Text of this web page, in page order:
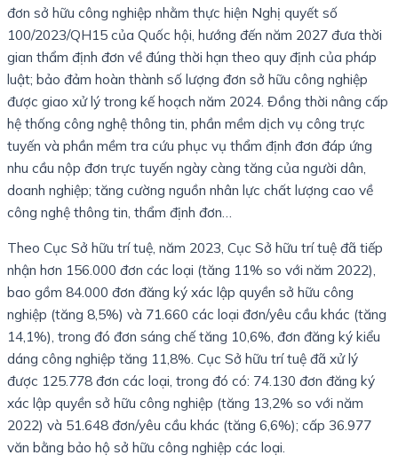
đơn sở hữu công nghiệp nhằm thực hiện Nghị quyết số
100/2023/QH15 của Quốc hội, hướng đến năm 2027 đưa thời
gian thẩm định đơn về đúng thời hạn theo quy định của pháp
luật; bảo đảm hoàn thành số lượng đơn sở hữu công nghiệp
được giao xử lý trong kế hoạch năm 2024. Đồng thời nâng cấp
hệ thống công nghệ thông tin, phần mềm dịch vụ công trực
tuyến và phần mềm tra cứu phục vụ thẩm định đơn đáp ứng
nhu cầu nộp đơn trực tuyến ngày càng tăng của người dân,
doanh nghiệp; tăng cường nguồn nhân lực chất lượng cao về
công nghệ thông tin, thẩm định đơn…
Theo Cục Sở hữu trí tuệ, năm 2023, Cục Sở hữu trí tuệ đã tiếp
nhận hơn 156.000 đơn các loại (tăng 11% so với năm 2022),
bao gồm 84.000 đơn đăng ký xác lập quyền sở hữu công
nghiệp (tăng 8,5%) và 71.660 các loại đơn/yêu cầu khác (tăng
14,1%), trong đó đơn sáng chế tăng 10,6%, đơn đăng ký kiểu
dáng công nghiệp tăng 11,8%. Cục Sở hữu trí tuệ đã xử lý
được 125.778 đơn các loại, trong đó có: 74.130 đơn đăng ký
xác lập quyền sở hữu công nghiệp (tăng 13,2% so với năm
2022) và 51.648 đơn/yêu cầu khác (tăng 6,6%); cấp 36.977
văn bằng bảo hộ sở hữu công nghiệp các loại.